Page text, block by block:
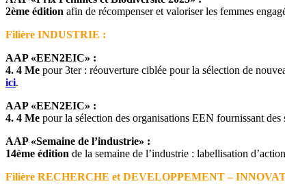
2ème édition afin de récompenser et valoriser les femmes
Filière INDUSTRIE :
AAP «EEN2EIC» :
4. 4 Me pour 3ter : réouverture ciblée pour la sélection de
ici.
AAP «EEN2EIC» :
4. 4 Me pour la sélection des organisations EEN fournissant
AAP «Semaine de l’industrie» :
14ème édition de la semaine de l’industrie : labellisation
Filière RECHERCHE et DEVELOPPEMENT –